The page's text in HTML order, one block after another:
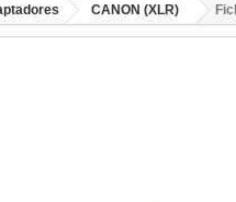
CANON (XLR)